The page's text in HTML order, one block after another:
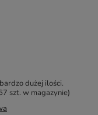
dużej ilości
szt. w magazynie)